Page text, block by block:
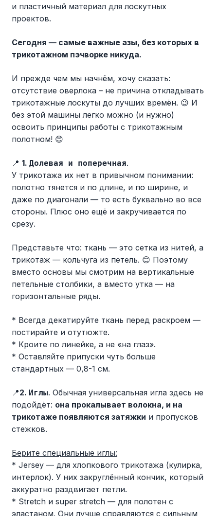
и пластичный материал для лоскутных
проектов.
Сегодня — самые важные азы, без которых в
трикотажном пэчворке никуда.
И прежде чем мы начнём, хочу сказать:
отсутствие оверлока – не причина откладывать
трикотажные лоскуты до лучших времён. 😉 И
без этой машины легко можно (и нужно)
освоить принципы работы с трикотажным
полотном! 😊
📍 1. Долевая и поперечная.
У трикотажа их нет в привычном понимании:
полотно тянется и по длине, и по ширине, и
даже по диагонали — то есть буквально во все
стороны. Плюс оно ещё и закручивается по
срезу.
Представьте что: ткань — это сетка из нитей, а
трикотаж — кольчуга из петель. 😊 Поэтому
вместо основы мы смотрим на вертикальные
петельные столбики, а вместо утка — на
горизонтальные ряды.
* Всегда декатируйте ткань перед раскроем —
постирайте и отутюжте.
* Кроите по линейке, а не «на глаз».
* Оставляйте припуски чуть больше
стандартных — 0,8-1 см.
📍2. Иглы. Обычная универсальная игла здесь не
подойдёт: она прокалывает волокна, и на
трикотаже появляются затяжки и пропусков
стежков.
Берите специальные иглы:
* Jersey — для хлопкового трикотажа (кулирка,
интерлок). У них закруглённый кончик, который
аккуратно раздвигает петли.
* Stretch и super stretch — для полотен с
эластаном. Они лучше справляются с сильным